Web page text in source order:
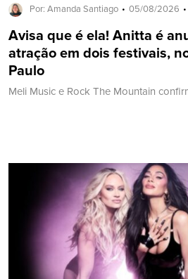
Por: Amanda Santiago 05/08/2026
Avisa que é ela! Anitta é
atração em dois festivais,
Paulo
Meli Music e Rock The Mountain